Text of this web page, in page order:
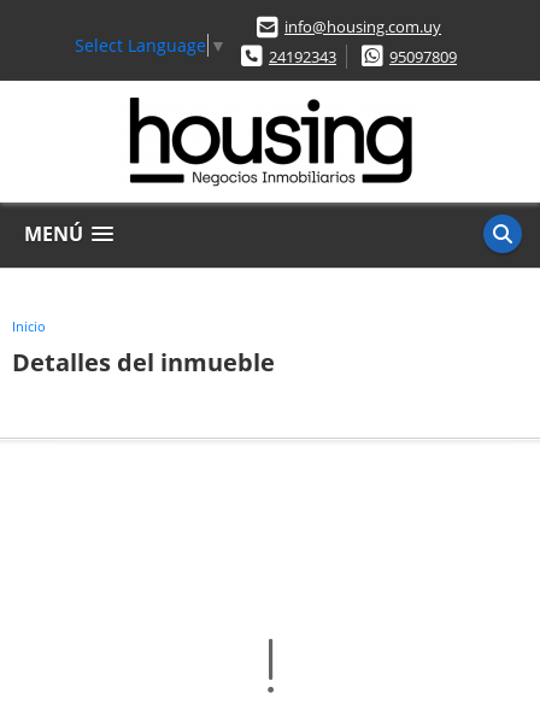
Select Language ▼
info@housing.com.uy
24192343
95097809
MENÚ
Inicio
Detalles del inmueble